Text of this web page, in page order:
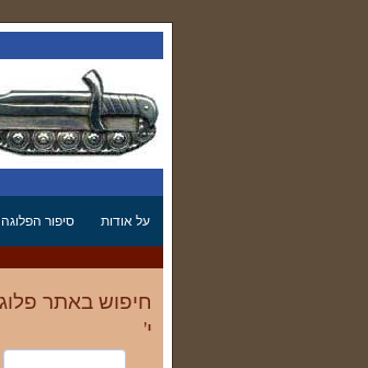
על אודות סיפור הפלוגה
חיפוש באתר
י'